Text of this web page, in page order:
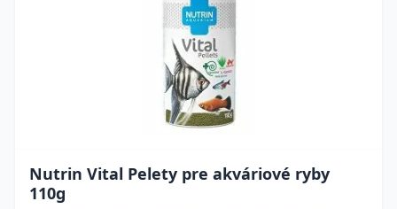
Nutrin Vital Pelety pre akváriové ryby
110g